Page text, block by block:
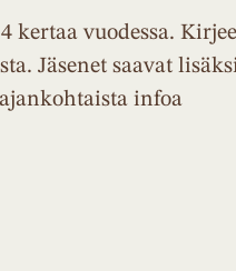
vuodessa.
Jäsenet saavat
infoa